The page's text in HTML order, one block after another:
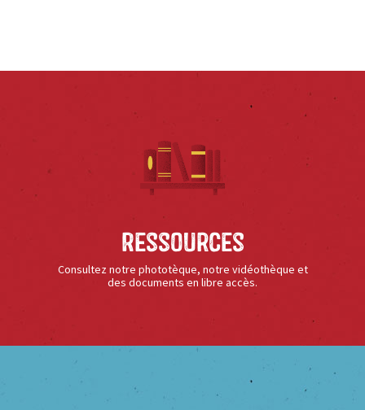
Ressources
Consultez notre phototèque, notre vidéothèque et
des documents en libre accès.